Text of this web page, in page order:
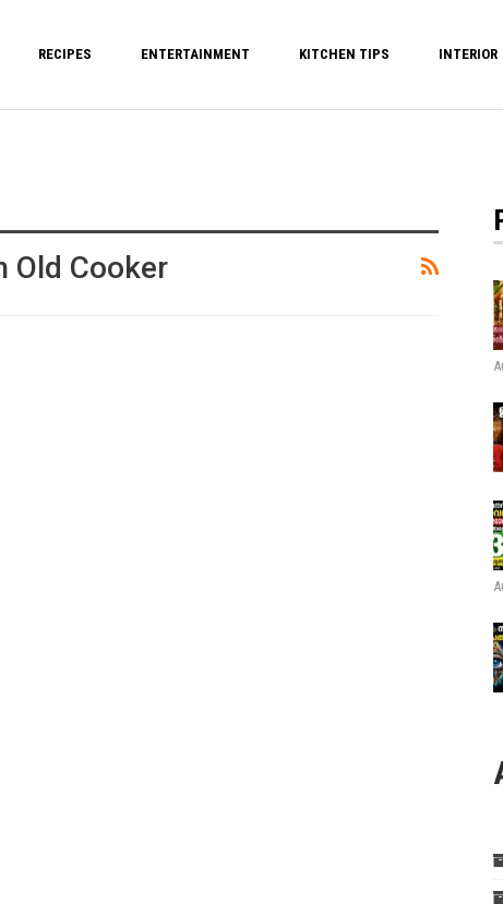
RECIPES ENTERTAINMENT KITCHEN TIPS INTERIOR
Old Cooker